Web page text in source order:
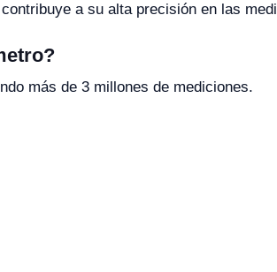
a su alta precisión en las
más de 3 millones de mediciones.